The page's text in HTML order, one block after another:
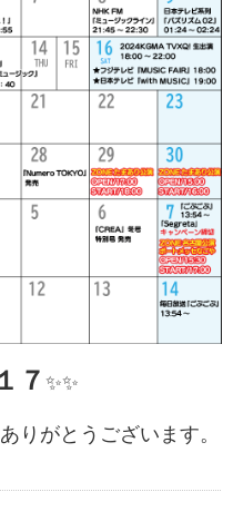
７ ✨️✨️
りがとうございます。